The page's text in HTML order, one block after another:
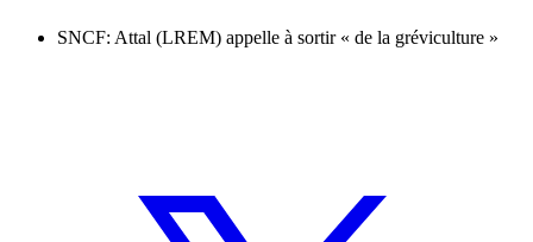
SNCF: Attal (LREM) appelle à sortir « de la gréviculture »